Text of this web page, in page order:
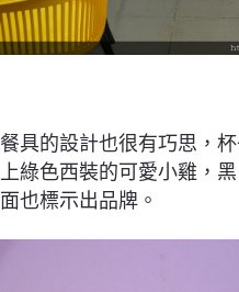
餐具的設計也很有巧思，
上綠色西裝的可愛小雞，
面也標示出品牌。